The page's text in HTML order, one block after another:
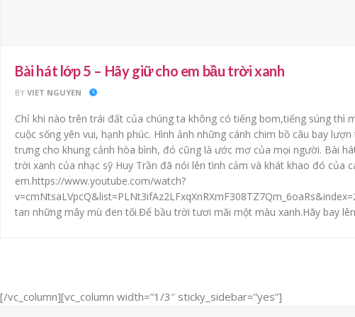
Bài hát lớp 5 – Hãy giữ cho em bầu trời xanh
BY VIET NGUYEN
Chỉ khi nào trên trái đất của chúng ta không có tiếng bom,tiếng súng thì
cuộc sống yên vui, hạnh phúc. Hình ảnh những cánh chim bồ câu bay
trưng cho khung cảnh hòa bình, đó cũng là ước mơ của mọi người. Bài
trời xanh của nhạc sỹ Huy Trần đã nói lên tình cảm và khát khao đó của
em.https://www.youtube.com/watch?
tan những mây mù đen tối.Để bầu trời tươi mãi một màu xanh.Hãy bay
[/vc_column][vc_column width=”1/3″ sticky_sidebar=”yes”]